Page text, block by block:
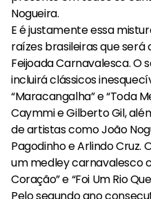
Nogueira.
E é justamente essa
raízes brasileiras que
Feijoada Carnavalesca. O
incluirá clássicos
“Maracangalha” e “Toda
Caymmi e Gilberto Gil,
de artistas como João
Pagodinho e Arlindo
um medley carnavalesco
Coração” e “Foi Um Rio